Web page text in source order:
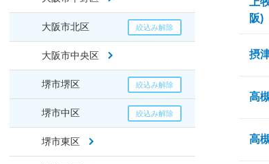
大阪市北区
大阪市中央区
堺市堺区
堺市中区
堺市東区
阪)
摂
高
高